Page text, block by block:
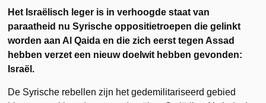
Het Israëlisch leger is in verhoogde staat van
paraatheid nu Syrische oppositietroepen die gelinkt
worden aan Al Qaida en die zich eerst tegen Assad
hebben verzet een nieuw doelwit hebben gevonden:
Israël.
De Syrische rebellen zijn het gedemilitariseerd gebied